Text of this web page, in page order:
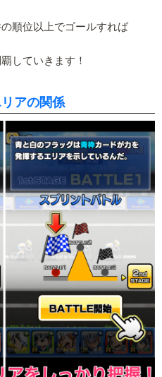
順位以上でゴールすれば
していきます！
アの関係